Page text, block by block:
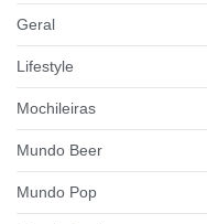
Geral
Lifestyle
Mochileiras
Mundo Beer
Mundo Pop